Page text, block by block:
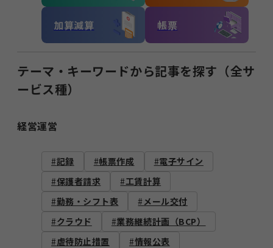
加算減算 帳票
テーマ・キーワードから記事を探す（全サ
ービス種）
経営運営
記録 帳票作成
電子サイン
保護者請求
工賃計算
勤務・シフト表
メール交付
クラウド
業務継続計画（BCP）
虐待防止措置
情報公表